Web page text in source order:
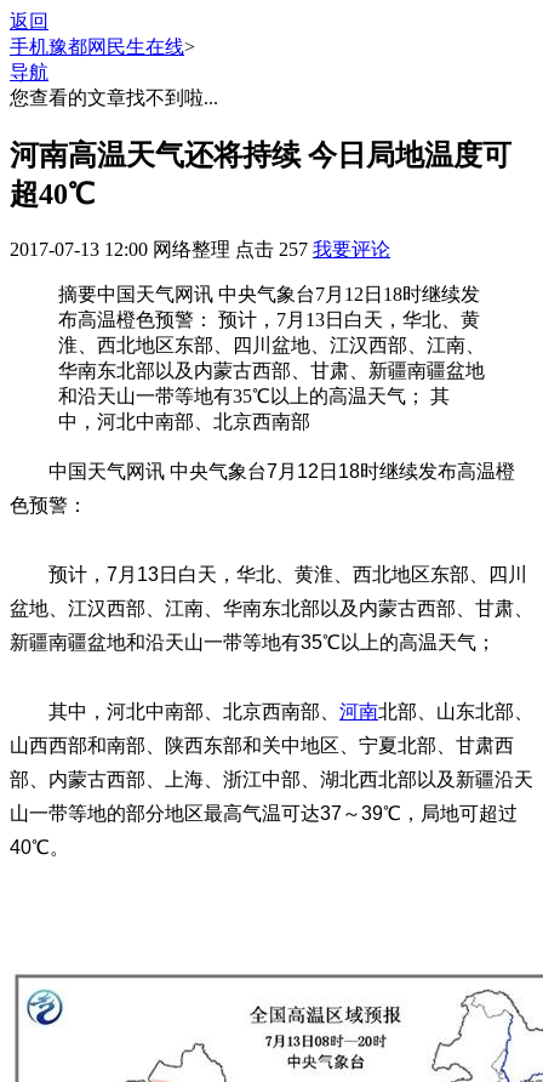
返回
手机豫都网 民生在线>
导航
您查看的文章找不到啦...
河南高温天气还将持续 今日局地温度可
超40℃
2017-07-13 12:00 网络整理 点击 257 我要评论
摘要中国天气网讯 中央气象台7月12日18时继续发
布高温橙色预警： 预计，7月13日白天，华北、黄
淮、西北地区东部、四川盆地、江汉西部、江南、
华南东北部以及内蒙古西部、甘肃、新疆南疆盆地
和沿天山一带等地有35℃以上的高温天气； 其
中，河北中南部、北京西南部
中国天气网讯 中央气象台7月12日18时继续发布高温橙
色预警：
预计，7月13日白天，华北、黄淮、西北地区东部、四川
盆地、江汉西部、江南、华南东北部以及内蒙古西部、甘肃、
新疆南疆盆地和沿天山一带等地有35℃以上的高温天气；
其中，河北中南部、北京西南部、 河南北部、山东北部、
山西西部和南部、陕西东部和关中地区、宁夏北部、甘肃西
部、内蒙古西部、上海、浙江中部、湖北西北部以及新疆沿天
山一带等地的部分地区最高气温可达37～39℃，局地可超过
40℃。